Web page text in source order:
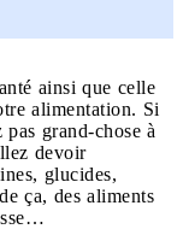
ainsi que celle
alimentation. Si
grand-chose à
devoir
glucides,
ça, des aliments